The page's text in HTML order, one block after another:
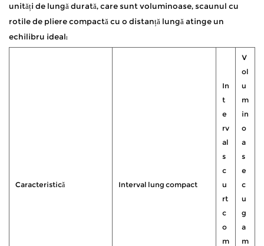
unități de lungă durată, care sunt voluminoase, scaunul cu
rotile de pliere compactă cu o distanță lungă atinge un
echilibru ideal:
Caracteristică Interval lung compact
In
t
e
rv
al
s
c
u
rt
c
o
m
V
ol
u
m
in
o
a
s
e
c
u
g
a
m